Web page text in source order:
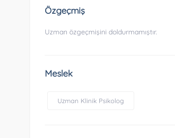
Özgeçmiş
Uzman özgeçmişini doldurmamıştır.
Meslek
Uzman Klinik Psikolog